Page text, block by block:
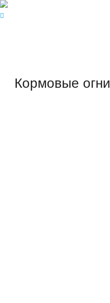
Кормовые огни